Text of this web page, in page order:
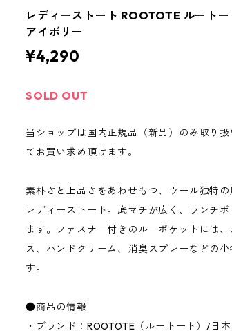
レディーストート ROOTOTE ルート
アイボリー
¥4,290
SOLD OUT
当ショップは国内正規品（新品）のみ取り
てお買い求め頂けます。
素朴さと上品さをあわせもつ、ウール独特
レディーストート。底マチが広く、ランチ
ます。ファスナー付きのルーポケットには
ス、ハンドクリーム、消臭スプレーなどの
す。
●商品の情報
・ブランド：ROOTOTE（ルートート）/日本